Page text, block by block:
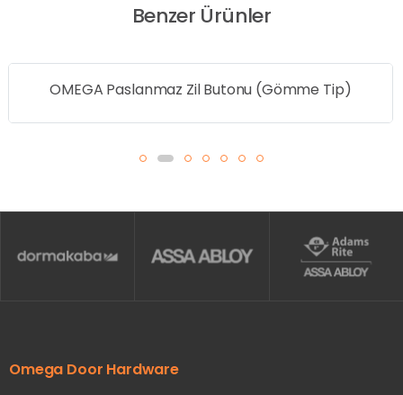
Benzer Ürünler
OMEGA Paslanmaz Zil Butonu (Gömme Tip)
Omega Door Hardware